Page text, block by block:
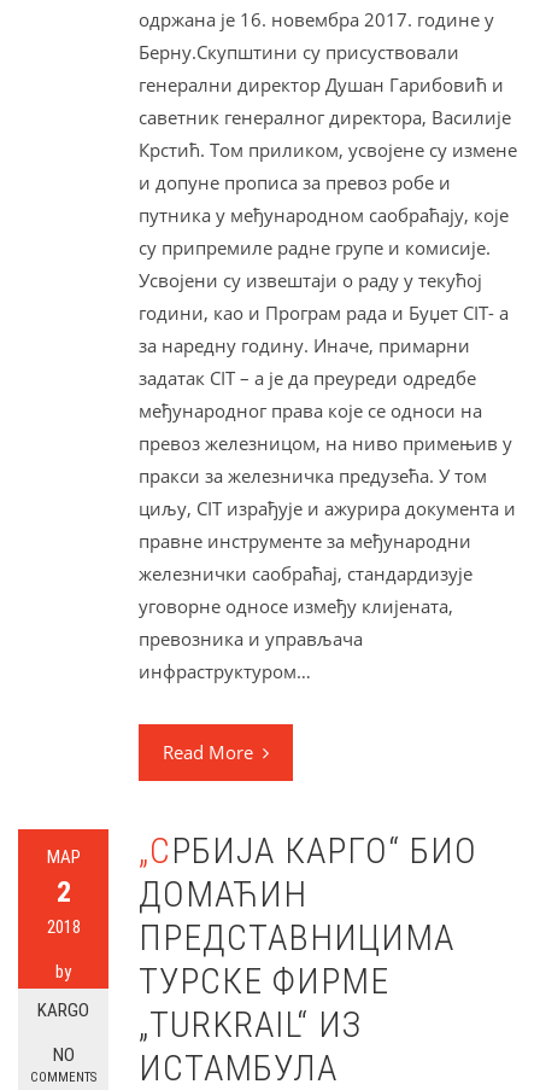
одржана је 16. новембра 2017. године у
Берну.Скупштини су присуствовали
генерални директор Душан Гарибовић и
саветник генералног директора, Василије
Крстић. Том приликом, усвојене су измене
и допуне прописа за превоз робе и
путника у међународном саобраћају, које
су припремиле радне групе и комисије.
Усвојени су извештаји о раду у текућој
години, као и Програм рада и Буџет CIT- а
за наредну годину. Иначе, примарни
задатак CIT – а је да преуреди одредбе
међународног права које се односи на
превоз железницом, на ниво примењив у
пракси за железничка предузећа. У том
циљу, CIT израђује и ажурира документа и
правне инструменте за међународни
железнички саобраћај, стандардизује
уговорне односе између клијената,
превозника и управљача
инфраструктуром…
Read More
МАР
2
2018
by
KARGO
NO
COMMENTS
„СРБИЈА КАРГО“ БИО
ДОМАЋИН
ПРЕДСТАВНИЦИМА
ТУРСКЕ ФИРМЕ
„TURKRAIL“ ИЗ
ИСТАМБУЛА